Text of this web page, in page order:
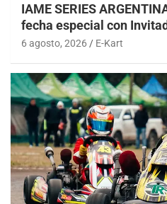
IAME SERIES
fecha especial con
6 agosto, 2026 E-Kart